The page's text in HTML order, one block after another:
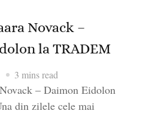
Novack –
la TRADEM
3 mins read
– Daimon Eidolon
din zilele cele mai